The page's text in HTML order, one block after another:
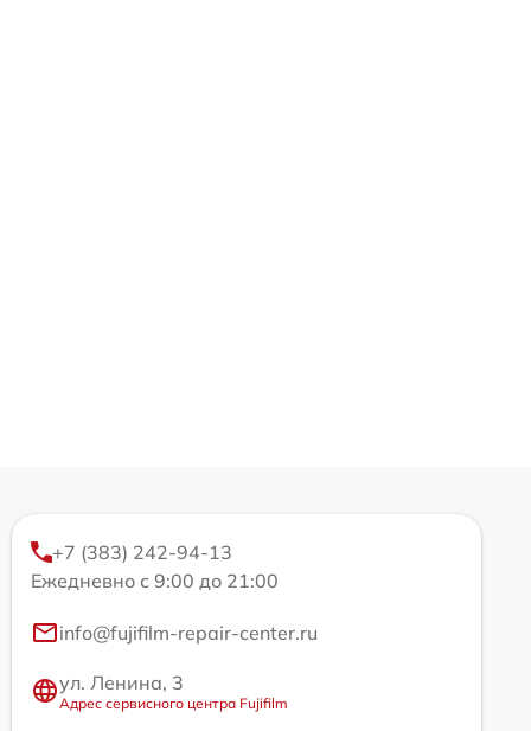
+7 (383) 242-94-13
Ежедневно с 9:00 до 21:00
info@fujifilm-repair-center.ru
ул. Ленина, 3
Адрес сервисного центра Fujifilm